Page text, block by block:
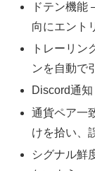
ドテン機能
向にエント
トレーリン
ンを自動で
Discord通
通貨ペア一
けを拾い、
シグナル鮮